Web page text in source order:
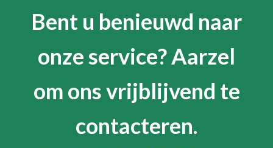
Bent u benieuwd naar
onze service? Aarzel
om ons vrijblijvend te
contacteren.